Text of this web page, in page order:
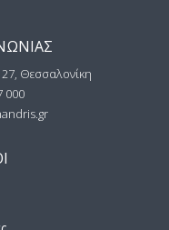
Θεσσαλονίκη
000